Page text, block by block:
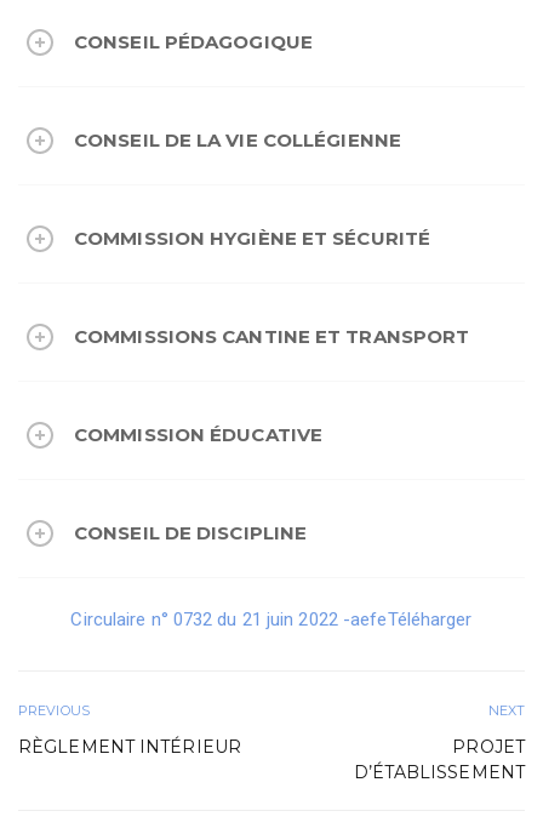
CONSEIL PÉDAGOGIQUE
CONSEIL DE LA VIE COLLÉGIENNE
COMMISSION HYGIÈNE ET SÉCURITÉ
COMMISSIONS CANTINE ET TRANSPORT
COMMISSION ÉDUCATIVE
CONSEIL DE DISCIPLINE
Circulaire n° 0732 du 21 juin 2022 -aefeTéléharger
PREVIOUS
RÈGLEMENT INTÉRIEUR
NEXT
PROJET
D’ÉTABLISSEMENT